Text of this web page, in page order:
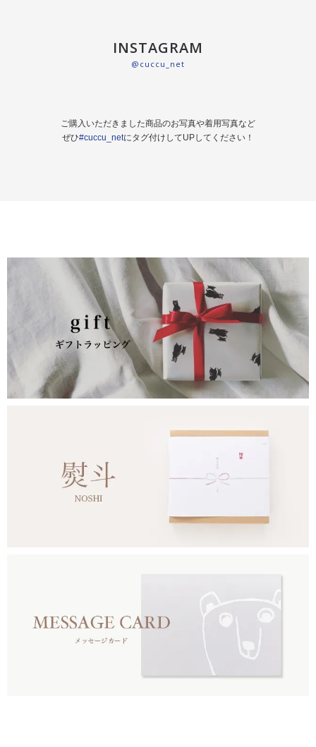
INSTAGRAM
@cuccu_net
ご購入いただきました商品のお写真や着用写真など
ぜひ#cuccu_netにタグ付けしてUPしてください！